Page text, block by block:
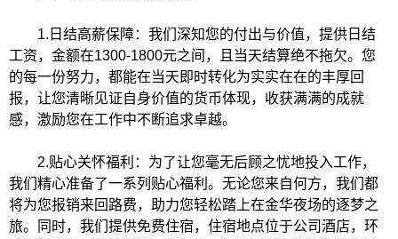
1.日结高薪保障：我们深知您的付出与价值，提供日结
工资，金额在1300-1800元之间，且当天结算绝不拖欠。您
的每一份努力，都能在当天即时转化为实实在在的丰厚回
报，让您清晰见证自身价值的货币体现，收获满满的成就
感，激励您在工作中不断追求卓越。
2.贴心关怀福利：为了让您毫无后顾之忧地投入工作，
我们精心准备了一系列贴心福利。无论您来自何方，我们都
将为您报销来回路费，助力您轻松踏上在金华夜场的逐梦之
旅。同时，我们提供免费住宿，住宿地点位于公司酒店，环